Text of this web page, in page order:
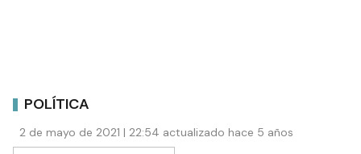
POLÍTICA
2 de mayo de 2021 | 22:54 actualizado hace 5 años